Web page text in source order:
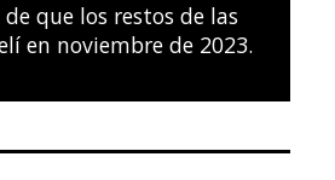
parejas mixtas durante
SÉBASTIEN BOZON / AFP